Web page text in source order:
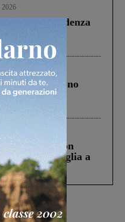
2026
oltre la scadenza
“Un
in cui morirono
schianto, il
fra tir....
di Castiglion
ucciso la figlia a